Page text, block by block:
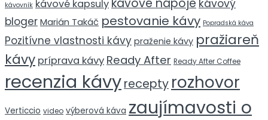
kávovník kávové kapsuly
kávový
blogerMarián Takáč pestovanie kávy Popradská káva
Pozitívne vlastnosti kávy praženie kávy pražiareň
kávy príprava kávy Ready After Ready After Coffee
recenzia kávyrecepty rozhovor
Verticcio video výberová káva zaujímavosti o